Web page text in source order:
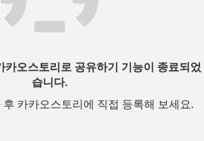
오스토리로 공유하기 기능이 종료되었
습니다.
카카오스토리에 직접 등록해 보세요.